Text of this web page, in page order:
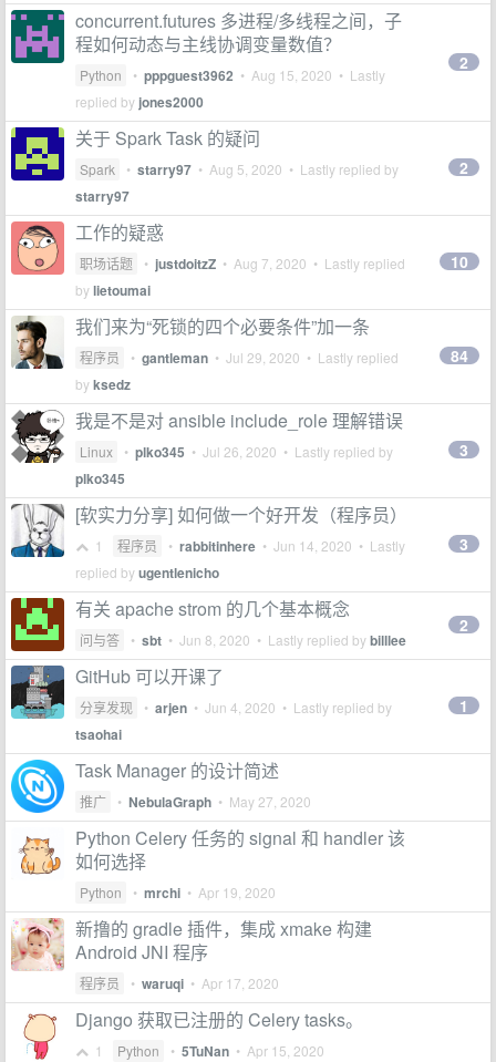
concurrent.futures 多进程/多线程之间，子
程如何动态与主线协调变量数值？
Python • pppguest3962 • Aug 15, 2020 • Lastly
replied by jones2000
2
关于 Spark Task 的疑问
Spark • starry97 • Aug 5, 2020 • Lastly replied by
starry97
2
工作的疑惑
职场话题 • justdoitzZ • Aug 7, 2020 • Lastly replied
bylietoumai
10
我们来为“死锁的四个必要条件”加一条
程序员 • gantleman • Jul 29, 2020 • Lastly replied
byksedz
84
我是不是对 ansible include_role 理解错误
Linux • plko345 • Jul 26, 2020 • Lastly replied by
plko345
3
[软实力分享] 如何做一个好开发（程序员）
1 程序员 • rabbitinhere • Jun 14, 2020 • Lastly
replied byugentlenicho
3
有关 apache strom 的几个基本概念
问与答 • sbt • Jun 8, 2020 • Lastly replied bybilllee
2
GitHub 可以开课了
分享发现 • arjen • Jun 4, 2020 • Lastly replied by
tsaohai
1
Task Manager 的设计简述
推广 • NebulaGraph • May 27, 2020
Python Celery 任务的 signal 和 handler 该
如何选择
Python • mrchi • Apr 19, 2020
新撸的 gradle 插件，集成 xmake 构建
Android JNI 程序
程序员 • waruqi • Apr 17, 2020
Django 获取已注册的 Celery tasks。
1 Python • 5TuNan • Apr 15, 2020